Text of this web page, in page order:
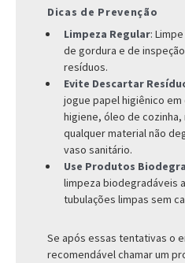
Dicas de Prevenção
Limpeza Regular:
de gordura e de
resíduos.
Evite Descartar
jogue papel higiênico
higiene, óleo de
qualquer material não
vaso sanitário.
Use Produtos
limpeza biodegradáveis
tubulações limpas sem
Se após essas tentativas o
recomendável chamar um